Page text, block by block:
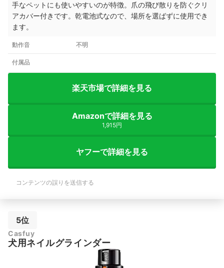
手なペットにも使いやすいのが特徴。爪の飛び散りを防ぐクリ
アカバー付きです。乾電池式なので、場所を選ばずに使用でき
ます。
動作音 不明
付属品
楽天市場で詳細を見る
Amazonで詳細を見る
1,915円
ヤフーで詳細を見る
コンテンツの誤りを送信する
5位
Casfuy
犬用ネイルグラインダー